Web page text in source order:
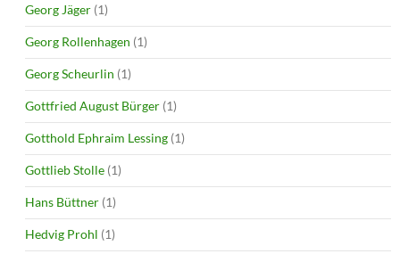
Georg Jäger (1)
Georg Rollenhagen (1)
Georg Scheurlin (1)
Gottfried August Bürger (1)
Gotthold Ephraim Lessing (1)
Gottlieb Stolle (1)
Hans Büttner (1)
Hedvig Prohl (1)